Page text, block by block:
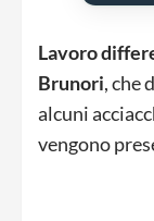
Lavoro
Brunori, che
alcuni
vengono